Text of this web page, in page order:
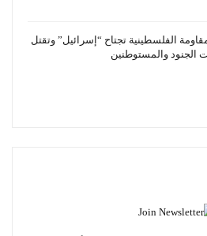
الفلسطينية تجتاح “إسرائيل” وتقتل
الجنود والمستوطنين